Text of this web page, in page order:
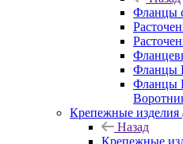
Фланцы
Фланцы
Фланцы
Крепежные изделия
Назад
Крепежные